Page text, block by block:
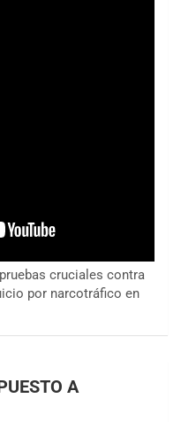
cruciales contra
por narcotráfico en
A